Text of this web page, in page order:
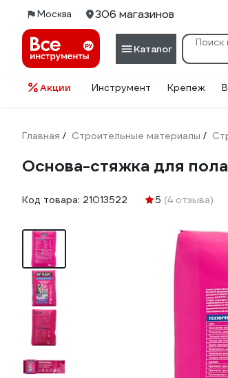
Москва 306 магазинов
Каталог
Акции Инструмент Крепеж
Главная / Строительные материалы /
Основа-стяжка для
Код товара: 21013522 5 (4 отзыва)